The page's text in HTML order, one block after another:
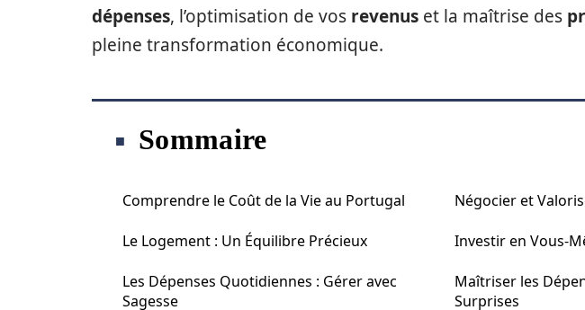
dépenses, l’optimisation de vos revenus et la maîtrise des
pleine transformation économique.
Sommaire
Comprendre le Coût de la Vie au Portugal
Le Logement : Un Équilibre Précieux
Les Dépenses Quotidiennes : Gérer avec
Sagesse
Négocier et
Investir en Vous-
Maîtriser les
Surprises